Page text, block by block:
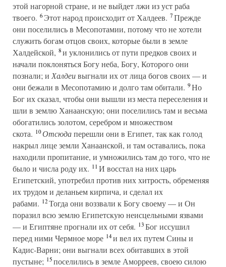
этой нагорной стране, и не выйдет лжи из уст раба
твоего. 6Этот народ происходит от Халдеев. 7Прежде
они поселились в Месопотамии, потому что не хотели
служить богам отцов своих, которые были в земле
Халдейской, 8и уклонились от пути предков своих и
начали поклоняться Богу неба, Богу, Которого они
познали; и Халдеивыгнали их от лица богов своих — и
они бежали в Месопотамию и долго там обитали. 9Но
Бог их сказал, чтобы они вышли из места переселения и
шли в землю Ханаанскую; они поселились там и весьма
обогатились золотом, серебром и множеством
скота. 10Отсюдаперешли они в Египет, так как голод
накрыл лице земли Ханаанской, и там оставались, пока
находили пропитание, и умножились там до того, что не
было и числа роду их. 11И восстал на них царь
Египетский, употребил против них хитрость, обременяя
их трудом и деланьем кирпича, и сделал их
рабами. 12Тогда они воззвали к Богу своему — и Он
поразил всю землю Египетскую неисцельными язвами
— и Египтяне прогнали их от себя. 13Бог иссушил
перед ними Чермное море 14и вел их путем Сины и
Кадис-Варни; они выгнали всех обитавших в этой
пустыне; 15поселились в земле Аморреев, своею силою